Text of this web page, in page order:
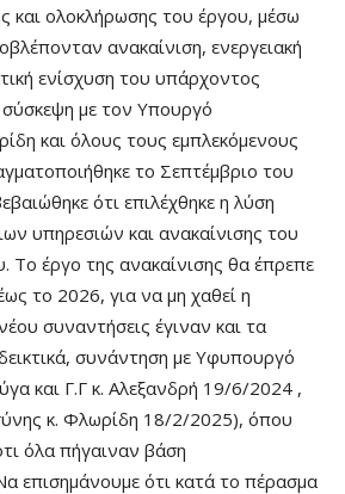
και ολοκλήρωσης του έργου, μέσω
ανακαίνιση, ενεργειακή
ενίσχυση του υπάρχοντος
με τον Υπουργό
και όλους τους εμπλεκόμενους
το Σεπτέμβριο του
ότι επιλέχθηκε η λύση
υπηρεσιών και ανακαίνισης του
Το έργο της ανακαίνισης θα έπρεπε
το 2026, για να μη χαθεί η
συναντήσεις έγιναν και τα
συνάντηση με Υφυπουργό
και Γ.Γ κ. Αλεξανδρή 19/6/2024 ,
κ. Φλωρίδη 18/2/2025), όπου
όλα πήγαιναν βάση
επισημάνουμε ότι κατά το πέρασμα